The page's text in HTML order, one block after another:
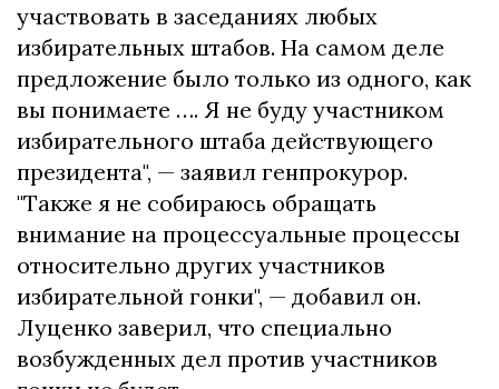
участвовать в заседаниях любых
избирательных штабов. На самом деле
предложение было только из одного, как
вы понимаете …. Я не буду участником
избирательного штаба действующего
президента", — заявил генпрокурор.
"Также я не собираюсь обращать
внимание на процессуальные процессы
относительно других участников
избирательной гонки", — добавил он.
Луценко заверил, что специально
возбужденных дел против участников